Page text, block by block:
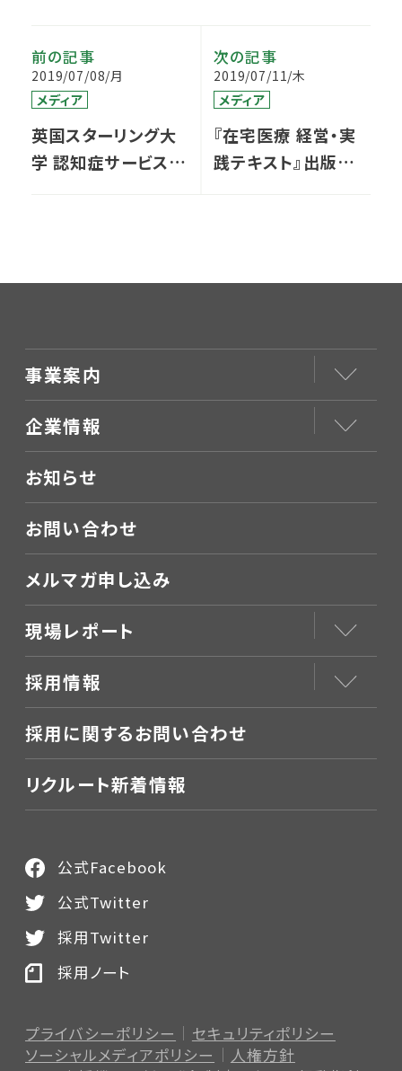
前の記事
2019/07/08/月
メディア
英国スターリング大
学 認知症サービス開
次の記事
2019/07/11/木
メディア
『在宅医療 経営・実
践テキスト』出版のお
事業案内
企業情報
お知らせ
お問い合わせ
メルマガ申し込み
現場レポート
採用情報
採用に関するお問い合わせ
リクルート新着情報
プライバシーポリシー
セキュリティポリシー
ソーシャルメディアポリシー
人権方針
公式Facebook
公式Twitter
採用Twitter
採用ノート